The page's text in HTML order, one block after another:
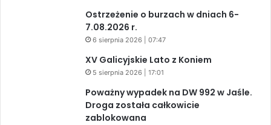
Ostrzeżenie o burzach w dniach 6-
7.08.2026 r.
6 sierpnia 2026 | 07:47
XV Galicyjskie Lato z Koniem
5 sierpnia 2026 | 17:01
Poważny wypadek na DW 992 w Jaśle.
Droga została całkowicie
zablokowana